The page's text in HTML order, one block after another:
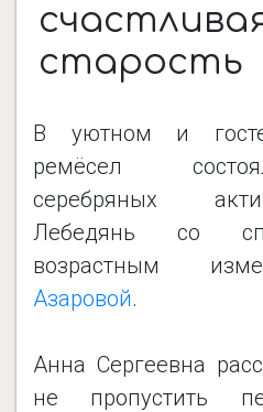
старость
В уютном и
ремёсел
серебряных
Лебедянь со
возрастным
Азаровой.
Анна Сергеевна
не пропустить